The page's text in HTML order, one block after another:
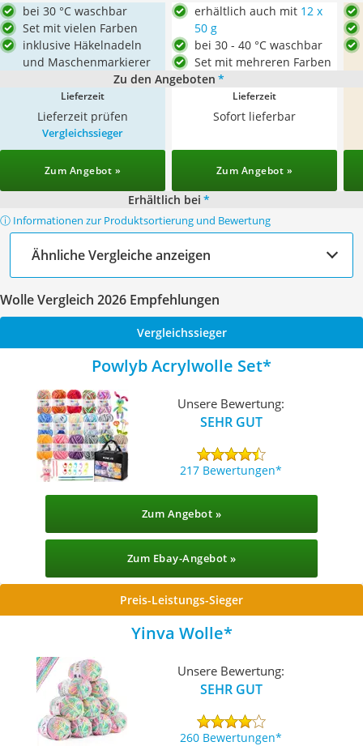
bei 30 °C waschbar
Set mit vielen Farben
inklusive Häkelnadeln
und Maschenmarkierer
erhältlich auch mit 12 x
50 g
bei 30 - 40 °C waschbar
Set mit mehreren Farben
Zu den Angeboten *
Lieferzeit
Lieferzeit prüfen
Lieferzeit
Sofort lieferbar
Vergleichssieger
Zum Angebot » Zum Angebot »
Erhältlich bei *
ⓘ Informationen zur Produktsortierung und Bewertung
Ähnliche Vergleiche anzeigen
Wolle Vergleich 2026 Empfehlungen
Vergleichssieger
Powlyb Acrylwolle Set
Unsere Bewertung:
SEHR GUT
217 Bewertungen
Zum Angebot »
Zum Ebay-Angebot »
Preis-Leistungs-Sieger
Yinva Wolle
Unsere Bewertung:
SEHR GUT
260 Bewertungen